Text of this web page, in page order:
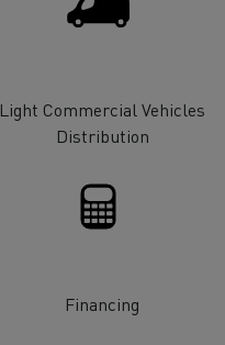
Light Commercial Vehicles
Distribution
Financing